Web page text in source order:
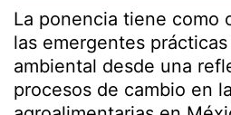
La ponencia tiene como
las emergentes
ambiental desde una
procesos de cambio en